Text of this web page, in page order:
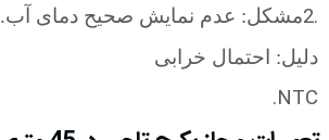
2.مشکل: عدم نمایش صحیح دمای آب.
دلیل: احتمال خرابی
.NTC